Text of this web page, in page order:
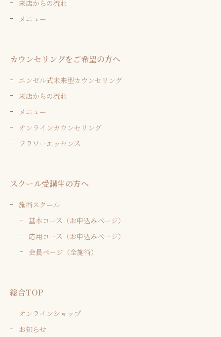
来店からの流れ
メニュー
カウンセリングをご希望の方へ
エンゼル式未来型カウンセリング
来店からの流れ
メニュー
オンラインカウンセリング
フラワーエッセンス
スクール受講生の方へ
施術スクール
基本コース（お申込みページ）
応用コース（お申込みページ）
会員ページ（全施術）
総合TOP
オンラインショップ
お知らせ